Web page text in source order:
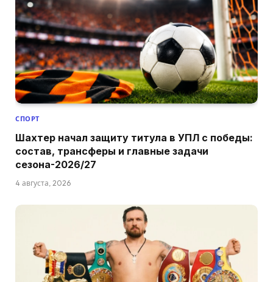
СПОРТ
Шахтер начал защиту титула в УПЛ с победы:
состав, трансферы и главные задачи
сезона-2026/27
4 августа, 2026